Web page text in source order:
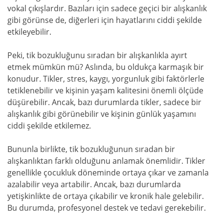
vokal çıkışlardır. Bazıları için sadece geçici bir alışkanlık
gibi görünse de, diğerleri için hayatlarını ciddi şekilde
etkileyebilir.
Peki, tik bozukluğunu sıradan bir alışkanlıkla ayırt
etmek mümkün mü? Aslında, bu oldukça karmaşık bir
konudur. Tikler, stres, kaygı, yorgunluk gibi faktörlerle
tetiklenebilir ve kişinin yaşam kalitesini önemli ölçüde
düşürebilir. Ancak, bazı durumlarda tikler, sadece bir
alışkanlık gibi görünebilir ve kişinin günlük yaşamını
ciddi şekilde etkilemez.
Bununla birlikte, tik bozukluğunun sıradan bir
alışkanlıktan farklı olduğunu anlamak önemlidir. Tikler
genellikle çocukluk döneminde ortaya çıkar ve zamanla
azalabilir veya artabilir. Ancak, bazı durumlarda
yetişkinlikte de ortaya çıkabilir ve kronik hale gelebilir.
Bu durumda, profesyonel destek ve tedavi gerekebilir.